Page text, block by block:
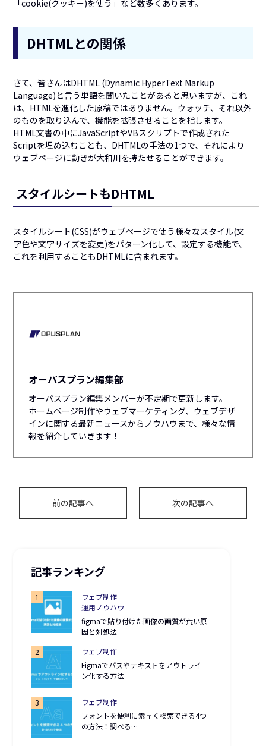
「cookie(クッキー)を使う」など数多くあります。
DHTMLとの関係
さて、皆さんはDHTML (Dynamic HyperText Markup
Language)と言う単語を聞いたことがあると思いますが、これ
は、HTMLを進化した原稿ではありません。ウォッチ、それ以外
のものを取り込んで、機能を拡張させることを指します。
HTML文書の中にJavaScriptやVBスクリプトで作成された
Scriptを埋め込むことも、DHTMLの手法の1つで、それにより
ウェブページに動きが大和川を持たせることができます。
スタイルシートもDHTML
スタイルシート(CSS)がウェブページで使う様々なスタイル(文
字色や文字サイズを変更)をパターン化して、設定する機能で、
これを利用することもDHTMLに含まれます。
オーパスプラン編集部
オーパスプラン編集メンバーが不定期で更新します。
ホームページ制作やウェブマーケティング、ウェブデザ
インに関する最新ニュースからノウハウまで、様々な情
報を紹介していきます！
前の記事へ 次の記事へ
記事ランキング
ウェブ制作
運用ノウハウ
figmaで貼り付けた画像の画質が荒い原
因と対処法
ウェブ制作
Figmaでパスやテキストをアウトライ
ン化する方法
ウェブ制作
フォントを便利に素早く検索できる4つ
の方法！調べる…